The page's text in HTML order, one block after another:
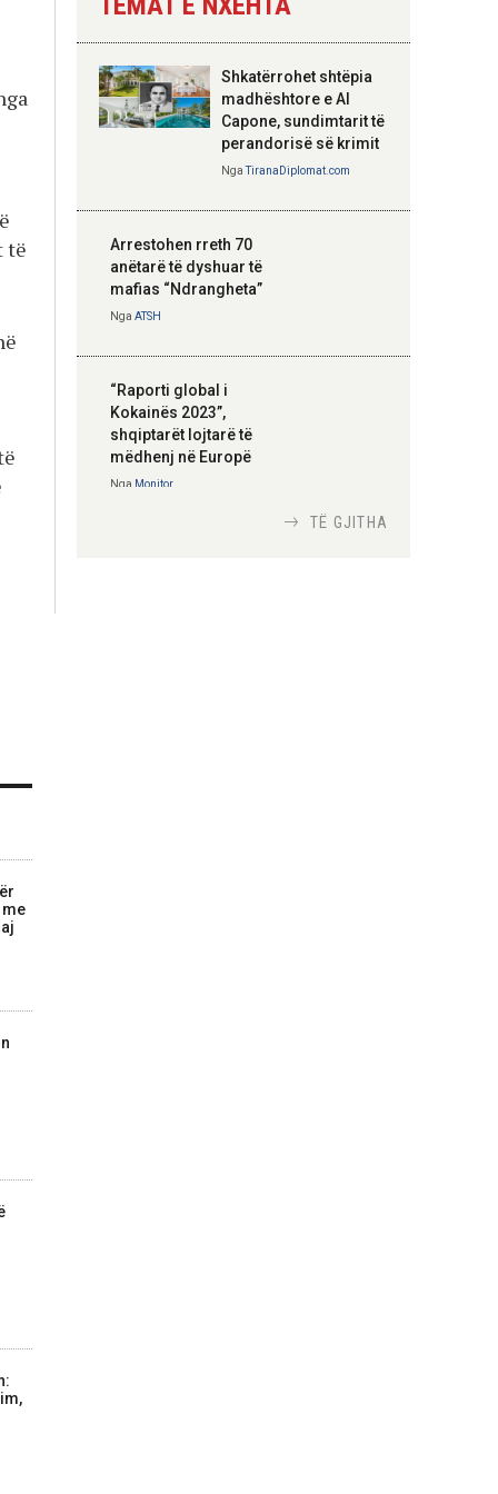
të
Hoxha takim me
zyrtarë të lartë të
DASH: Angazhim i
përbashkët për
strategjik
Shkatërrohet shtëpia
madhështore e Al
Capone, sundimtarit të
perandorisë së krimit
NgaTiranaDiplomat.com
Arrestohen rreth 70
anëtarë të dyshuar të
mafias “Ndrangheta”
Nga ATSH
“Raporti global i
Kokainës 2023”,
shqiptarët lojtarë të
mëdhenj në Europë
Nga Monitor
TË GJITHA